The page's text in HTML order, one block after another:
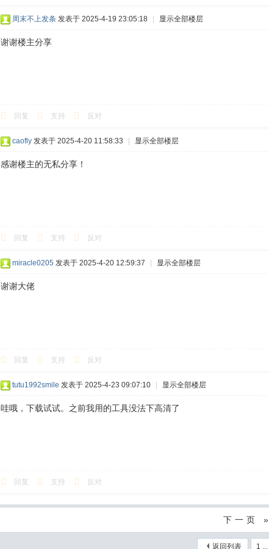
周末不上发条 发表于 2025-4-19 23:05:18 显示全部楼层
谢谢楼主分享
回复 支持 反对
caofly 发表于 2025-4-20 11:58:33 显示全部楼层
感谢楼主的无私分享！
回复 支持 反对
miracle0205 发表于 2025-4-20 12:59:37 显示全部楼层
谢谢大佬
回复 支持 反对
tutu1992smile 发表于 2025-4-23 09:07:10 显示全部楼层
哇哦，下载试试。之前我用的工具没法下高清了
回复 支持 反对
下一页 »
1 ...
返回列表